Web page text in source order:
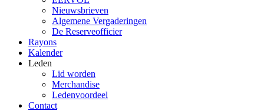
Nieuwsbrieven
Algemene Vergaderingen
De Reserveofficier
Rayons
Kalender
Leden
Lid worden
Merchandise
Ledenvoordeel
Contact